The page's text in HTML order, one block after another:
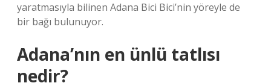
yaratmasıyla bilinen Adana Bici Bici’nin yöreyle de
bir bağı bulunuyor.
Adana’nın en ünlü tatlısı
nedir?